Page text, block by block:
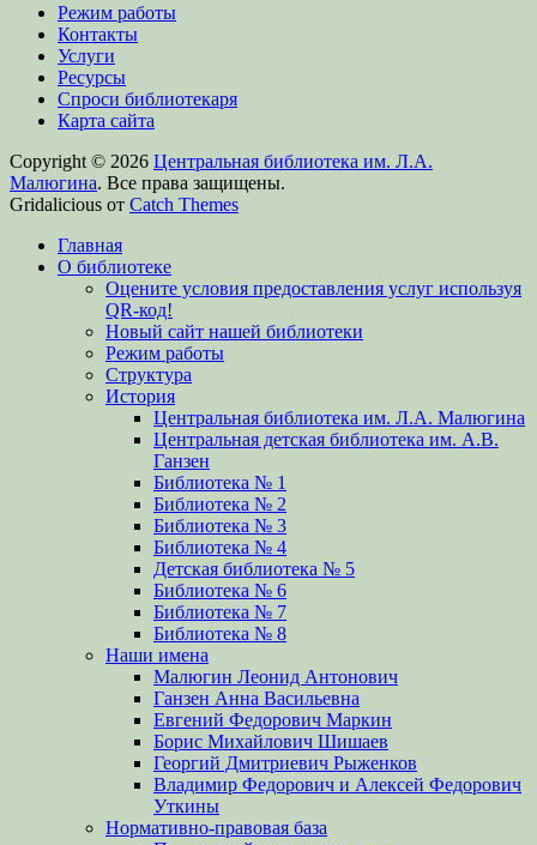
Режим работы
Контакты
Услуги
Ресурсы
Спроси библиотекаря
Карта сайта
Copyright © 2026 Центральная библиотека им. Л.А.
Малюгина. Все права защищены.
Gridalicious от Catch Themes
вверх
Главная
О библиотеке
Оцените условия предоставления услуг используя
QR-код!
Новый сайт нашей библиотеки
Режим работы
Структура
История
Центральная библиотека им. Л.А. Малюгина
Центральная детская библиотека им. А.В.
Ганзен
Библиотека № 1
Библиотека № 2
Библиотека № 3
Библиотека № 4
Детская библиотека № 5
Библиотека № 6
Библиотека № 7
Библиотека № 8
Наши имена
Малюгин Леонид Антонович
Ганзен Анна Васильевна
Евгений Федорович Маркин
Борис Михайлович Шишаев
Георгий Дмитриевич Рыженков
Владимир Федорович и Алексей Федорович
Уткины
Нормативно-правовая база